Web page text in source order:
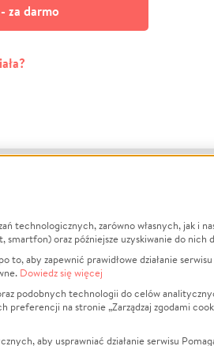
za darmo
to działa?
Prywatności
O nas
Opinie
Raporty
Za darmo
technologicznych, zarówno własnych, jak
oraz późniejsze uzyskiwanie do nich
aby zapewnić prawidłowe działanie
Dowiedz się więcej
podobnych technologii do celów
preferencji na stronie „Zarządzaj zgodami
aby usprawniać działanie serwisu